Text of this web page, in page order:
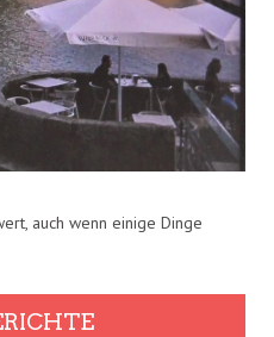
auch wenn einige Dinge